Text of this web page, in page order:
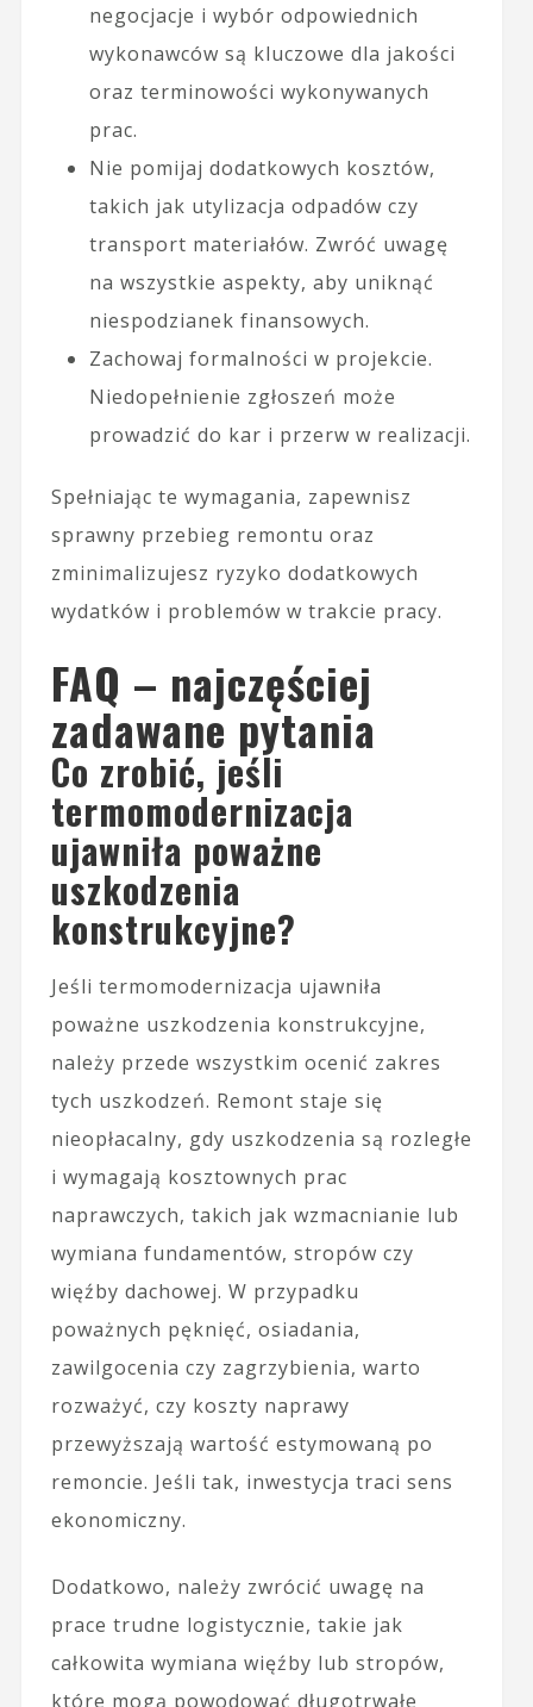
negocjacje i wybór odpowiednich
wykonawców są kluczowe dla jakości
oraz terminowości wykonywanych
prac.
Nie pomijaj dodatkowych kosztów,
takich jak utylizacja odpadów czy
transport materiałów. Zwróć uwagę
na wszystkie aspekty, aby uniknąć
niespodzianek finansowych.
Zachowaj formalności w projekcie.
Niedopełnienie zgłoszeń może
prowadzić do kar i przerw w realizacji.
Spełniając te wymagania, zapewnisz
sprawny przebieg remontu oraz
zminimalizujesz ryzyko dodatkowych
wydatków i problemów w trakcie pracy.
FAQ – najczęściej
zadawane pytania
Co zrobić, jeśli
termomodernizacja
ujawniła poważne
uszkodzenia
konstrukcyjne?
Jeśli termomodernizacja ujawniła
poważne uszkodzenia konstrukcyjne,
należy przede wszystkim ocenić zakres
tych uszkodzeń. Remont staje się
nieopłacalny, gdy uszkodzenia są rozległe
i wymagają kosztownych prac
naprawczych, takich jak wzmacnianie lub
wymiana fundamentów, stropów czy
więźby dachowej. W przypadku
poważnych pęknięć, osiadania,
zawilgocenia czy zagrzybienia, warto
rozważyć, czy koszty naprawy
przewyższają wartość estymowaną po
remoncie. Jeśli tak, inwestycja traci sens
ekonomiczny.
Dodatkowo, należy zwrócić uwagę na
prace trudne logistycznie, takie jak
całkowita wymiana więźby lub stropów,
które mogą powodować długotrwałe